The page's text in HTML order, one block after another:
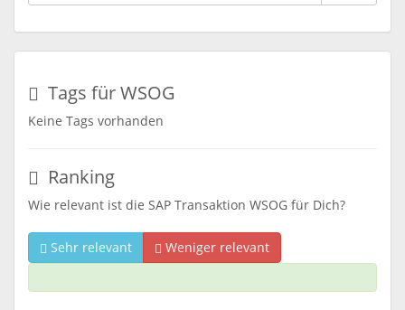
Tags für WSOG
Keine Tags vorhanden
Ranking
Wie relevant ist die SAP Transaktion WSOG für Dich?
Sehr relevant Weniger relevant